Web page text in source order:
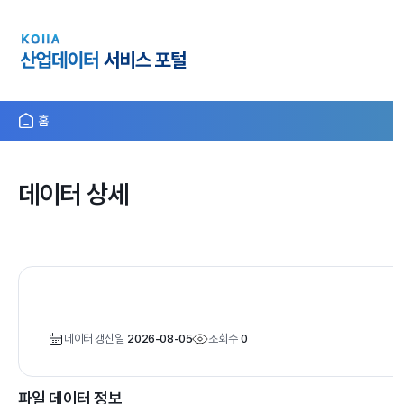
홈
데이터 상세
데이터 갱신일 2026-08-05 조회수 0
파일 데이터 정보